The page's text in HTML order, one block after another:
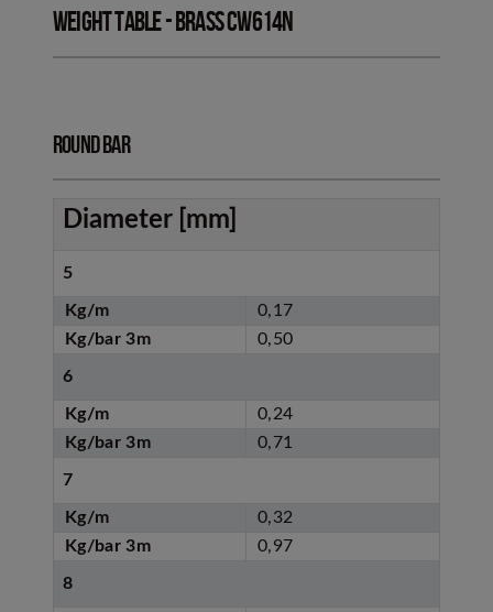
Weight Table - Brass CW614N
Round bar
Diameter [mm]
5
Kg/m
0,17
Kg/bar 3m
0,50
6
Kg/m
0,24
Kg/bar 3m
0,71
7
Kg/m
0,32
Kg/bar 3m
0,97
8